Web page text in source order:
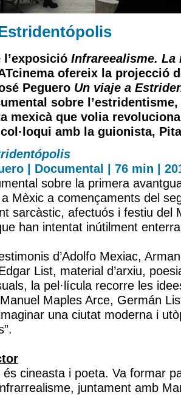
l’exposició Infrareealisme. La
ofereix la projecció
Peguero Un viaje a
sobre
mexicà que volia
amb la guionista,
| Documental | 76 min |
sobre la primera
Mèxic a començaments del
sarcàstic, afectuós i festiu del
han intentat inútilment
d’Adolfo Mexiac,
List, material d’arxiu,
la pel·lícula recorre les
Maples Arce, Germán
una ciutat moderna i
és cineasta i poeta. Va formar
juntament amb